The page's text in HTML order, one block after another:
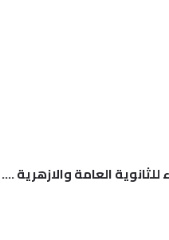
العامة والازهرية ….